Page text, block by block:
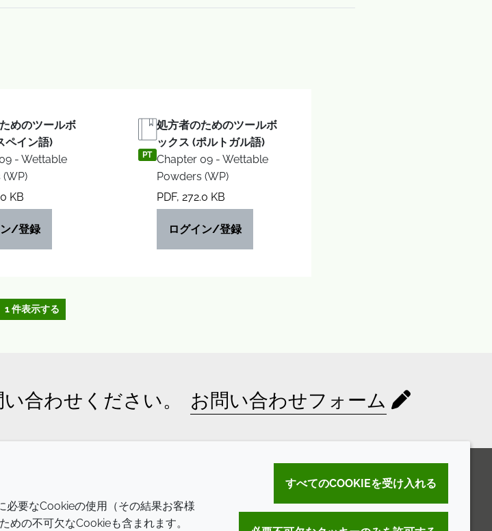
めのツールボ
ペイン語)
- Wettable
KB
ン/登録
PT
処方者のためのツールボ
ックス (ポルトガル語)
Chapter 09 - Wettable
Powders (WP)
PDF, 272.0 KB
ログイン/登録
1 件表示する
合わせください。 お問い合わせフォーム
利用規約
必要なCookieの使用（その結果お客様
めの不可欠なCookieも含まれます。
すべてのCOOKIEを受け入れる